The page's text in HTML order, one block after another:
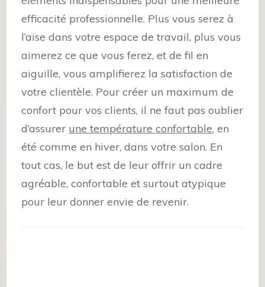
efficacité professionnelle. Plus vous serez à
l’aise dans votre espace de travail, plus vous
aimerez ce que vous ferez, et de fil en
aiguille, vous amplifierez la satisfaction de
votre clientèle. Pour créer un maximum de
confort pour vos clients, il ne faut pas oublier
d’assurer une température confortable, en
été comme en hiver, dans votre salon. En
tout cas, le but est de leur offrir un cadre
agréable, confortable et surtout atypique
pour leur donner envie de revenir.